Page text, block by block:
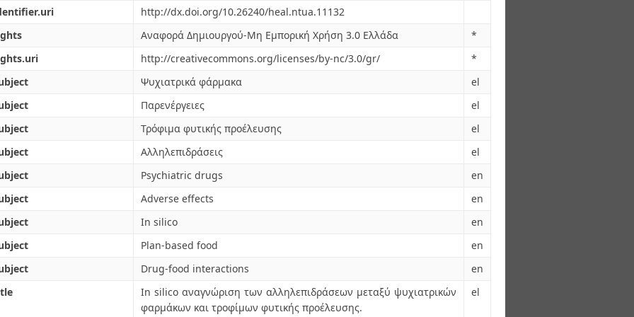
http://dx.doi.org/10.26240/heal.ntua.11132
Αναφορά Δημιουργού-Μη Εμπορική Χρήση 3.0 Ελλάδα
*
http://creativecommons.org/licenses/by-nc/3.0/gr/
*
Ψυχιατρικά φάρμακα
el
Παρενέργειες
el
Τρόφιμα φυτικής προέλευσης
el
Αλληλεπιδράσεις
el
Psychiatric drugs
en
Adverse effects
en
In silico
en
Plan-based food
en
Drug-food interactions
en
In silico αναγνώριση των αλληλεπιδράσεων μεταξύ ψυχιατρικών
φαρμάκων και τροφίμων φυτικής προέλευσης.
el